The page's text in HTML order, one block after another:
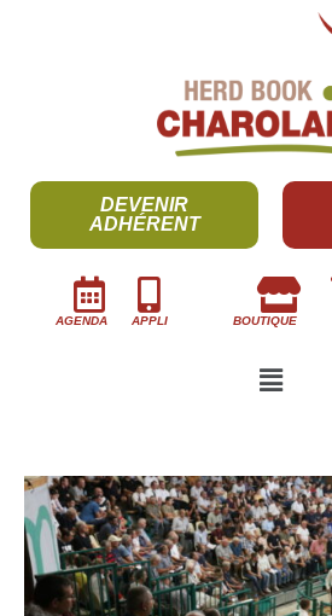
DEVENIR
ADHÉRENT
AGENDA APPLI BOUTIQUE